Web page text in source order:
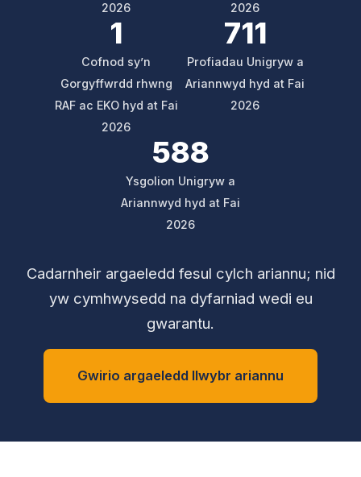
2026
2026
1
Cofnod sy’n
Gorgyffwrdd rhwng
RAF ac EKO hyd at Fai
2026
711
Profiadau Unigryw a
Ariannwyd hyd at Fai
2026
588
Ysgolion Unigryw a
Ariannwyd hyd at Fai
2026
Cadarnheir argaeledd fesul cylch ariannu; nid
yw cymhwysedd na dyfarniad wedi eu
gwarantu.
Gwirio argaeledd llwybr ariannu